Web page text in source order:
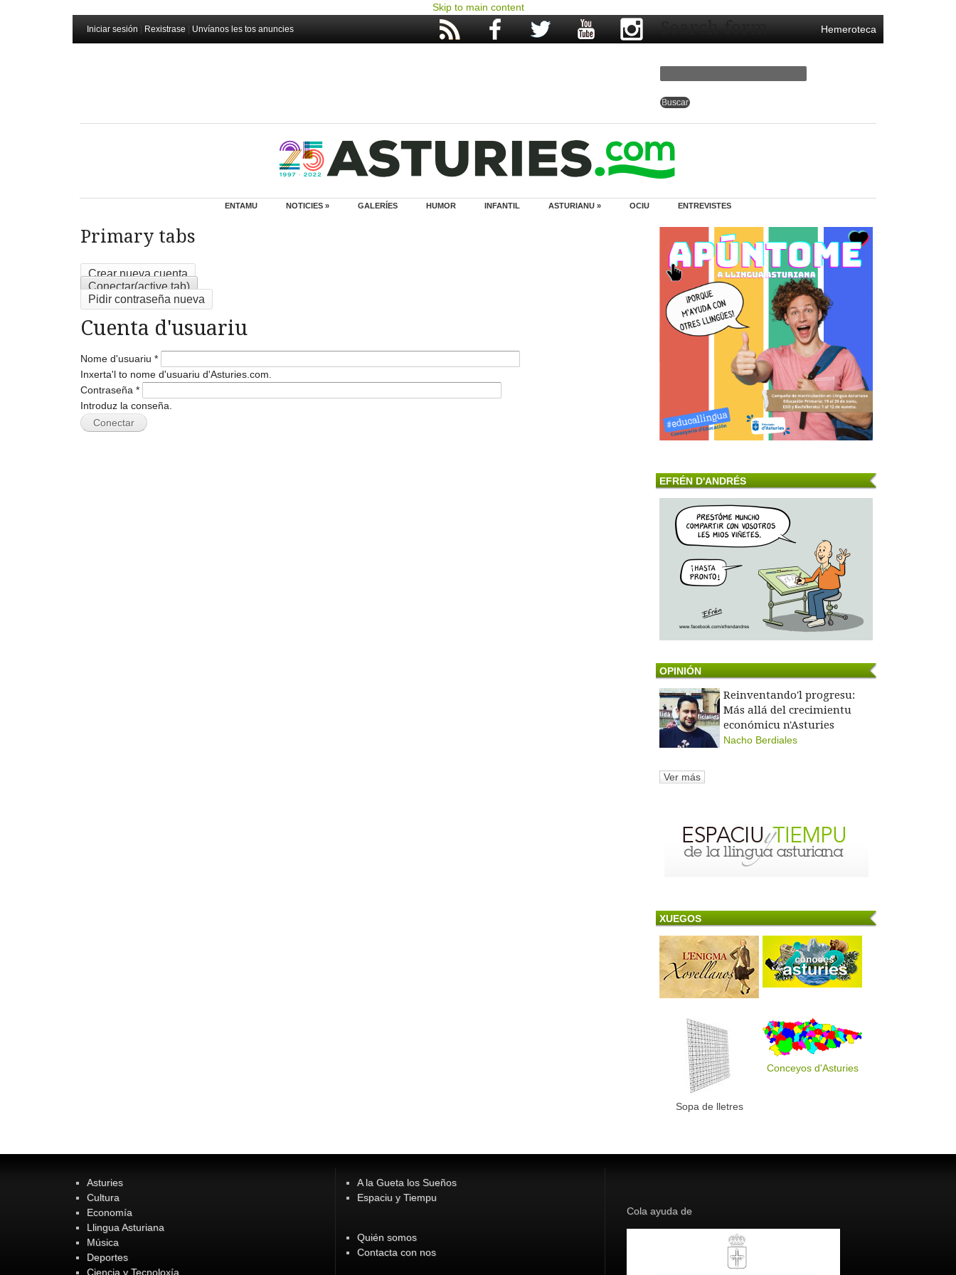
Skip to main content
Iniciar sesión Rexistrase Unvíanos les tos anuncies Hemeroteca
Search form
ENTAMU NOTICIES » GALERÍES HUMOR INFANTIL ASTURIANU » OCIU ENTREVISTES
Primary tabs
Crear nueva cuenta
Conectar(active tab)
Pidir contraseña nueva
Cuenta d'usuariu
Nome d'usuariu *
Inxerta'l to nome d'usuariu d'Asturies.com.
Contraseña *
Introduz la conseña.
EFRÉN D'ANDRÉS
OPINIÓN
Reinventando'l progresu:
Más allá del crecimientu
económicu n'Asturies
Nacho Berdiales
Ver más
XUEGOS
Sopa de lletres
Conceyos d'Asturies
Asturies
Cultura
Economía
Llingua Asturiana
Música
Deportes
Ciencia y Tecnoloxía
A la Gueta los Sueños
Espaciu y Tiempu
Quién somos
Contacta con nos
Cola ayuda de